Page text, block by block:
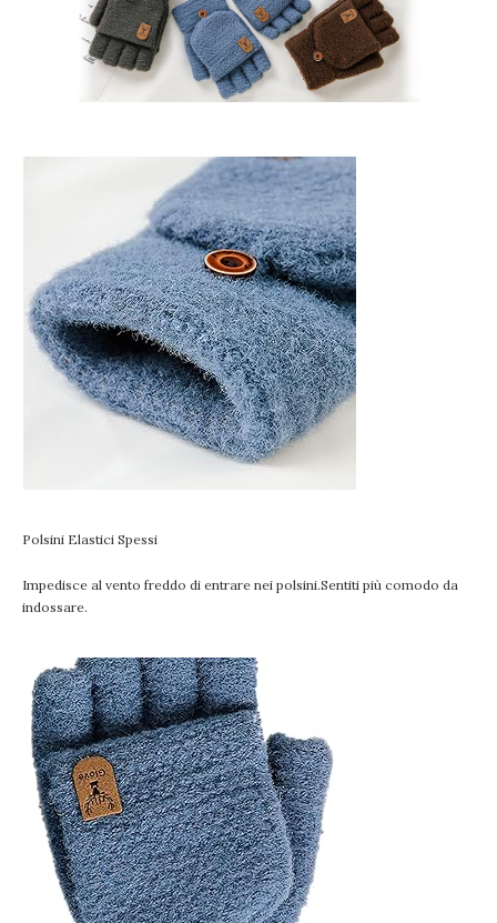
Polsini Elastici Spessi
Impedisce al vento freddo di entrare nei polsini.Sentiti più comodo da
indossare.